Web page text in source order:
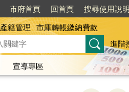
市府首頁 回首頁 搜尋使用說明
產籍管理
市庫轉帳繳納費款
進階
宣導專區